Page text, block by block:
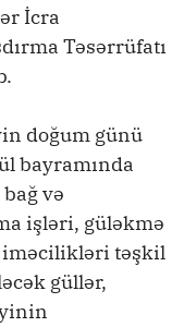
İcra
Təsərrüfatı
doğum günü
bayramında
və
işləri, güləkmə
iməcilikləri təşkil
güllər,